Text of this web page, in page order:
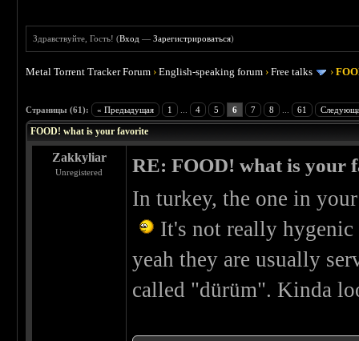
Здравствуйте, Гость! (Вход —Зарегистрироваться)
Metal Torrent Tracker Forum ›English-speaking forum ›Free talks ›
Страницы (61): « Предыдущая 1 4 5 6 7 8 61
FOOD! what is your favorite
Zakkyliar
Unregistered RE: FOOD! what is your
In turkey, the one in
It's not really
yeah they are usually
called "dürüm". Kinda